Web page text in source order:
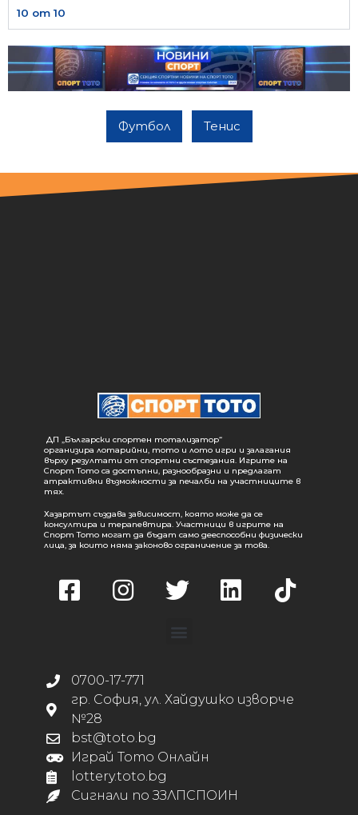
10 от 10
Футбол Тенис
ДП „Български спортен тотализатор“
организира лотарийни, тото и лото игри и залагания
върху резултати от спортни състезания. Игрите на
Спорт Тото са достъпни, разнообразни и предлагат
атрактивни възможности за печалби на участниците в
тях.
Хазартът създава зависимост, която може да се
консултира и терапевтира. Участници в игрите на
Спорт Тото могат да бъдат само дееспособни физически
лица, за които няма законово ограничение за това.
0700-17-771
гр. София, ул. Хайдушко изворче
№28
bst@toto.bg
Играй Тото Онлайн
lottery.toto.bg
Сигнали по ЗЗЛПСПОИН